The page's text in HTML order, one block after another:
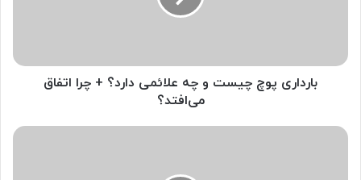
چرا
بارداری پوچ چیست و چه علائمی دارد؟ + چرا اتفاق
می‌افتد؟
علت